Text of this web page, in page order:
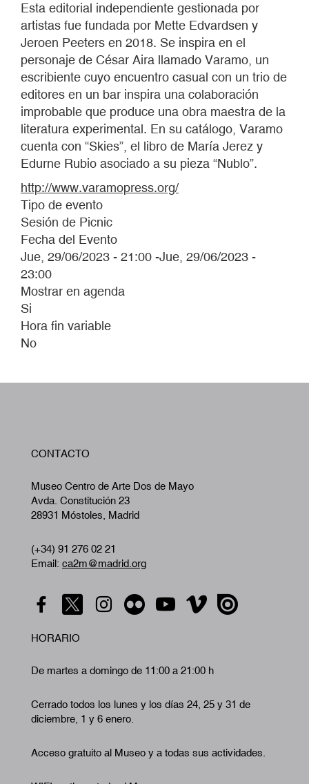
Esta editorial independiente gestionada por
artistas fue fundada por Mette Edvardsen y
Jeroen Peeters en 2018. Se inspira en el
personaje de César Aira llamado Varamo, un
escribiente cuyo encuentro casual con un trio de
editores en un bar inspira una colaboración
improbable que produce una obra maestra de la
literatura experimental. En su catálogo, Varamo
cuenta con “Skies”, el libro de María Jerez y
Edurne Rubio asociado a su pieza “Nublo”.
http://www.varamopress.org/
Tipo de evento
Sesión de Picnic
Fecha del Evento
Jue, 29/06/2023 - 21:00 -Jue, 29/06/2023 -
23:00
Mostrar en agenda
Si
Hora fin variable
No
CONTACTO
Museo Centro de Arte Dos de Mayo
Avda. Constitución 23
28931 Móstoles, Madrid
(+34) 91 276 02 21
Email: ca2m@madrid.org
HORARIO
De martes a domingo de 11:00 a 21:00 h
Cerrado todos los lunes y los días 24, 25 y 31 de
diciembre, 1 y 6 enero.
Acceso gratuito al Museo y a todas sus actividades.